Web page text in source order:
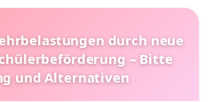
durch neue
– Bitte
und Alternativen